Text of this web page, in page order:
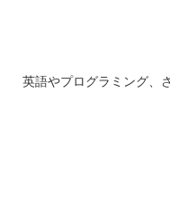
英語やプログラミング、